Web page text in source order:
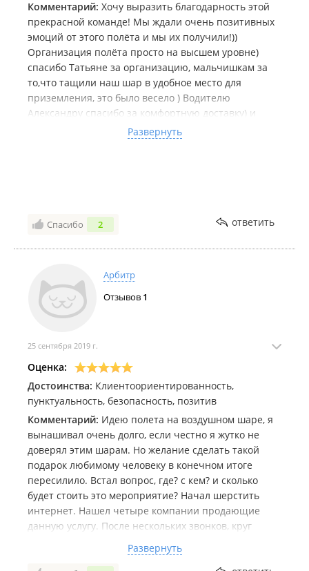
Комментарий: Хочу выразить благодарность этой
прекрасной команде! Мы ждали очень позитивных
эмоций от этого полёта и мы их получили!))
Организация полёта просто на высшем уровне)
спасибо Татьяне за организацию, мальчишкам за
то,что тащили наш шар в удобное место для
приземления, это было весело ) Водителю
Александру спасибо за комфортную доставку) и
конечно же, благодарю нашего пилота Дениса!
Рядом с таким опытным и знающим своё дело
многое зависит ) Спасибо большое за всё!) Думаю ,
ещё полетаем ))) много фото загружать не
буду,чтобы вновь прибывшие не увидели всю эту
Развернуть
Спасибо 2 ответить
Арбитр
Отзывов 1
25 сентября 2019 г.
Оценка:
Достоинства: Клиентоориентированность,
пунктуальность, безопасность, позитив
Комментарий: Идею полета на воздушном шаре, я
вынашивал очень долго, если честно я жутко не
доверял этим шарам. Но желание сделать такой
подарок любимому человеку в конечном итоге
пересилило. Встал вопрос, где? с кем? и сколько
будет стоить это мероприятие? Начал шерстить
интернет. Нашел четыре компании продающие
данную услугу. После нескольких звонков, круг
посредниками, и только две компании
Развернуть